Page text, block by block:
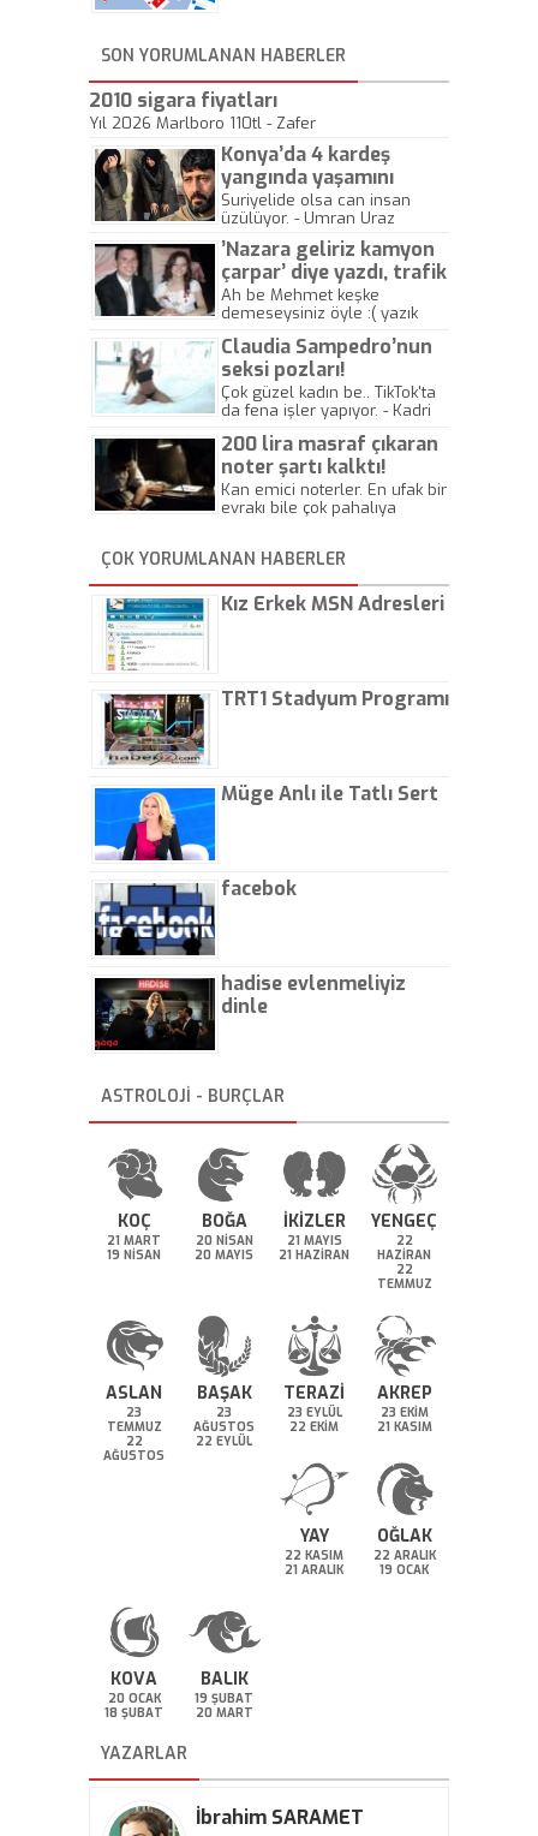
SON YORUMLANAN HABERLER
2010 sigara fiyatları
Yıl 2026 Marlboro 110tl - Zafer
Konya’da 4 kardeş
yangında yaşamını
yitirdi
Suriyelide olsa can insan
üzülüyor. - Umran Uraz
’Nazara geliriz kamyon
çarpar’ diye yazdı, trafik
kazasında öldü!
Ah be Mehmet keşke
demeseysiniz öyle :( yazık
Claudia Sampedro’nun
seksi pozları!
Çok güzel kadın be.. TikTok'ta
da fena işler yapıyor. - Kadri
200 lira masraf çıkaran
noter şartı kalktı!
Kan emici noterler. En ufak bir
evrakı bile çok pahalıya
kaptırıyorsunuz. - Kayhan
Gezenti
ÇOK YORUMLANAN HABERLER
Kız Erkek MSN Adresleri
TRT1 Stadyum Programı
Müge Anlı ile Tatlı Sert
facebok
hadise evlenmeliyiz
dinle
ASTROLOJİ - BURÇLAR
KOÇ
21 MART
19 NİSAN
BOĞA
20 NİSAN
20 MAYIS
İKİZLER
21 MAYIS
21 HAZİRAN
YENGEÇ
22
HAZİRAN
22
TEMMUZ
ASLAN
23
TEMMUZ
22
AĞUSTOS
BAŞAK
23
AĞUSTOS
22 EYLÜL
TERAZİ
23 EYLÜL
22 EKİM
AKREP
23 EKİM
21 KASIM
YAY
22 KASIM
21 ARALIK
OĞLAK
22 ARALIK
19 OCAK
KOVA
20 OCAK
18 ŞUBAT
BALIK
19 ŞUBAT
20 MART
YAZARLAR
İbrahim SARAMET